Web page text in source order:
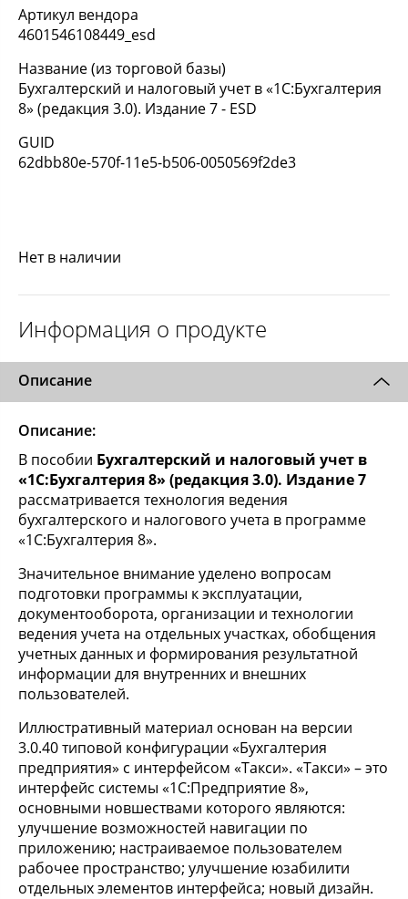
Артикул вендора
4601546108449_esd
Название (из торговой базы)
Бухгалтерский и налоговый учет в «1С:Бухгалтерия
8» (редакция 3.0). Издание 7 - ESD
GUID
62dbb80e-570f-11e5-b506-0050569f2de3
Нет в наличии
Информация о продукте
Описание
Описание:
В пособии Бухгалтерский и налоговый учет в
«1С:Бухгалтерия 8» (редакция 3.0). Издание 7
рассматривается технология ведения
бухгалтерского и налогового учета в программе
«1С:Бухгалтерия 8».
Значительное внимание уделено вопросам
подготовки программы к эксплуатации,
документооборота, организации и технологии
ведения учета на отдельных участках, обобщения
учетных данных и формирования результатной
информации для внутренних и внешних
пользователей.
Иллюстративный материал основан на версии
3.0.40 типовой конфигурации «Бухгалтерия
предприятия» с интерфейсом «Такси». «Такси» – это
интерфейс системы «1С:Предприятие 8»,
основными новшествами которого являются:
улучшение возможностей навигации по
приложению; настраиваемое пользователем
рабочее пространство; улучшение юзабилити
отдельных элементов интерфейса; новый дизайн.